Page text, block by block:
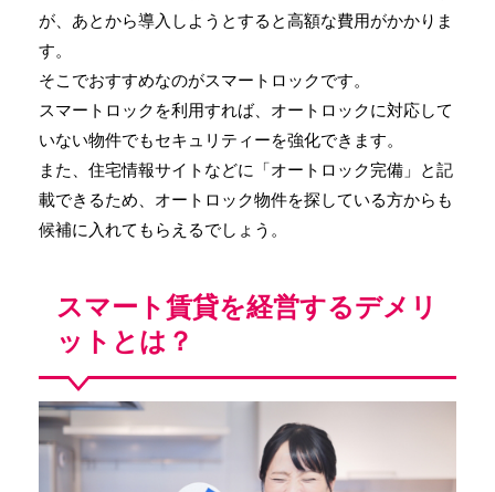
が、あとから導入しようとすると高額な費用がかかりま
す。
そこでおすすめなのがスマートロックです。
スマートロックを利用すれば、オートロックに対応して
いない物件でもセキュリティーを強化できます。
また、住宅情報サイトなどに「オートロック完備」と記
載できるため、オートロック物件を探している方からも
候補に入れてもらえるでしょう。
スマート賃貸を経営するデメリ
ットとは？